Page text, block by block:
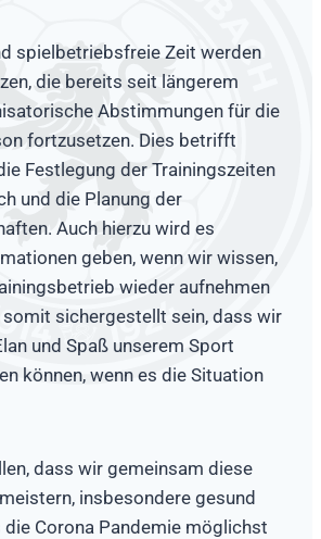
spielbetriebsfreie Zeit werden
die bereits seit längerem
Abstimmungen für die
fortzusetzen. Dies betrifft
Festlegung der Trainingszeiten
und die Planung der
Auch hierzu wird es
geben, wenn wir wissen,
wieder aufnehmen
somit sichergestellt sein, dass wir
und Spaß unserem Sport
können, wenn es die Situation
dass wir gemeinsam diese
insbesondere gesund
die Corona Pandemie möglichst